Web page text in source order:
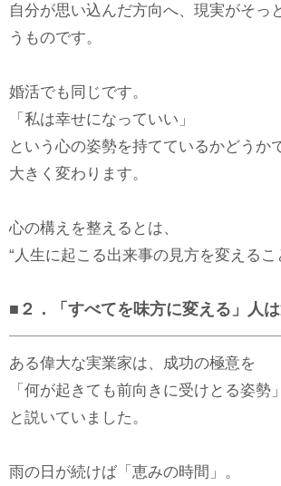
自分が思い込んだ方向へ、現実がそっ
うものです。
婚活でも同じです。
「私は幸せになっていい」
という心の姿勢を持てているかどうか
大きく変わります。
心の構えを整えるとは、
“人生に起こる出来事の見方を変えるこ
■２．「すべてを味方に変える」人
ある偉大な実業家は、成功の極意を
「何が起きても前向きに受けとる姿勢」
と説いていました。
雨の日が続けば「恵みの時間」。